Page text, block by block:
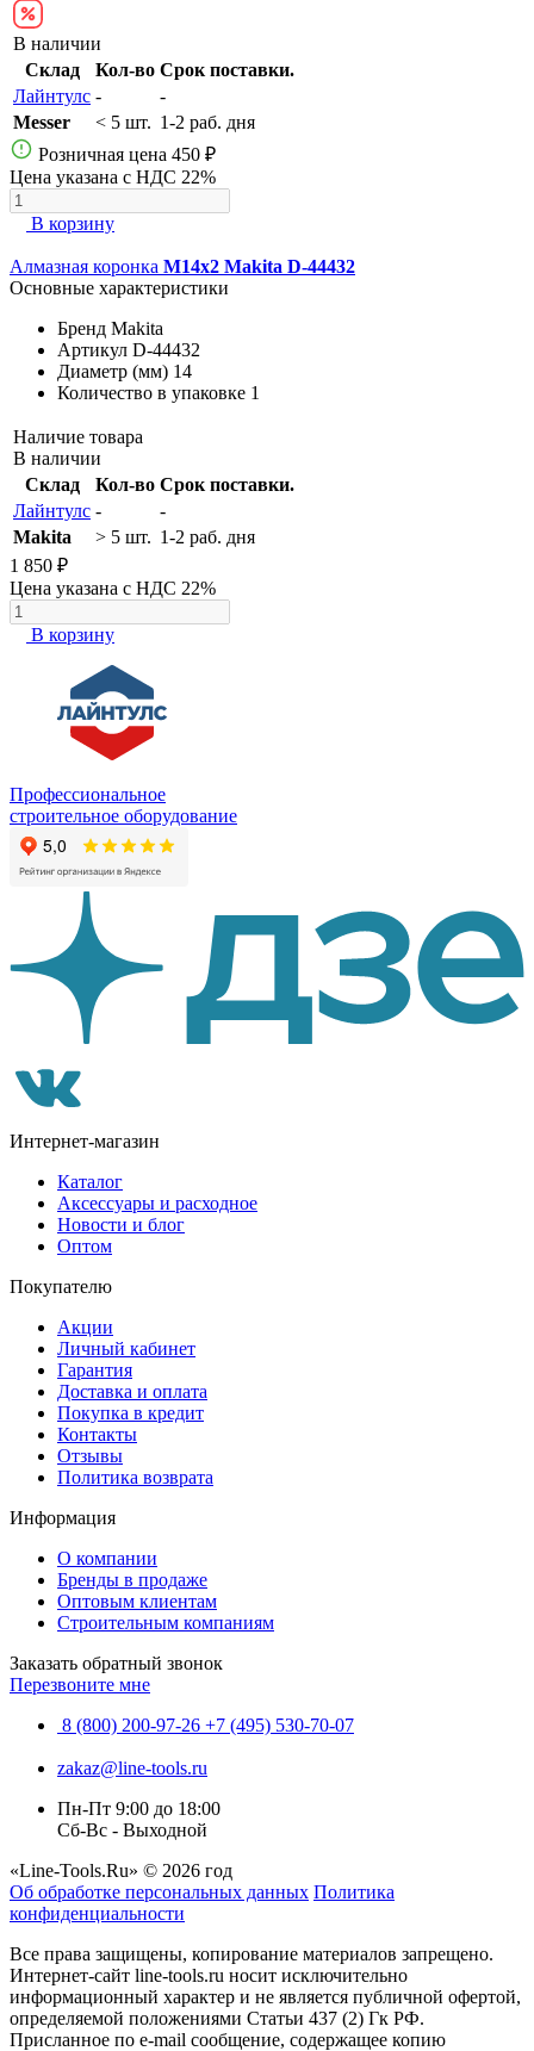
В наличии
Склад
Кол-во Срок поставки.
Лайнтулс -
-
Messer
< 5 шт. 1-2 раб. дня
Розничная цена 450 ₽
Цена указана с НДС 22%
В корзину
Алмазная коронка M14x2 Makita D-44432
Основные характеристики
Бренд Makita
Артикул D-44432
Диаметр (мм) 14
Количество в упаковке 1
Наличие товара
В наличии
Склад
Кол-во Срок поставки.
Лайнтулс -
-
Makita
> 5 шт. 1-2 раб. дня
1 850 ₽
Цена указана с НДС 22%
В корзину
Профессиональное
строительное оборудование
Интернет-магазин
Каталог
Аксессуары и расходное
Новости и блог
Оптом
Покупателю
Акции
Личный кабинет
Гарантия
Доставка и оплата
Покупка в кредит
Контакты
Отзывы
Политика возврата
Информация
О компании
Бренды в продаже
Оптовым клиентам
Строительным компаниям
Заказать обратный звонок
Перезвоните мне
8 (800) 200-97-26 +7 (495) 530-70-07
zakaz@line-tools.ru
Пн-Пт 9:00 до 18:00
Сб-Вс - Выходной
«Line-Tools.Ru» © 2026 год
Об обработке персональных данных Политика
конфиденциальности
Все права защищены, копирование материалов запрещено.
Интернет-сайт line-tools.ru носит исключительно
информационный характер и не является публичной офертой,
определяемой положениями Статьи 437 (2) Гк РФ.
Присланное по e-mail сообщение, содержащее копию